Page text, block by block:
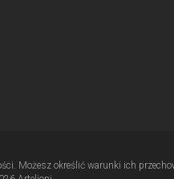
Możesz określić warunki ich